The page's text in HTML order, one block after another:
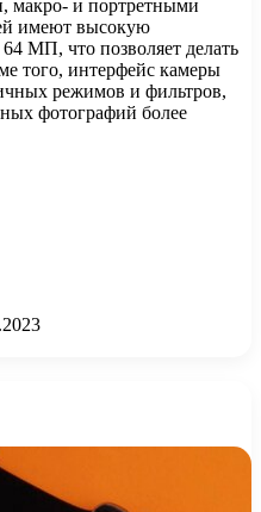
макро- и портретными
имеют высокую
МП, что позволяет делать
того, интерфейс камеры
режимов и фильтров,
фотографий более